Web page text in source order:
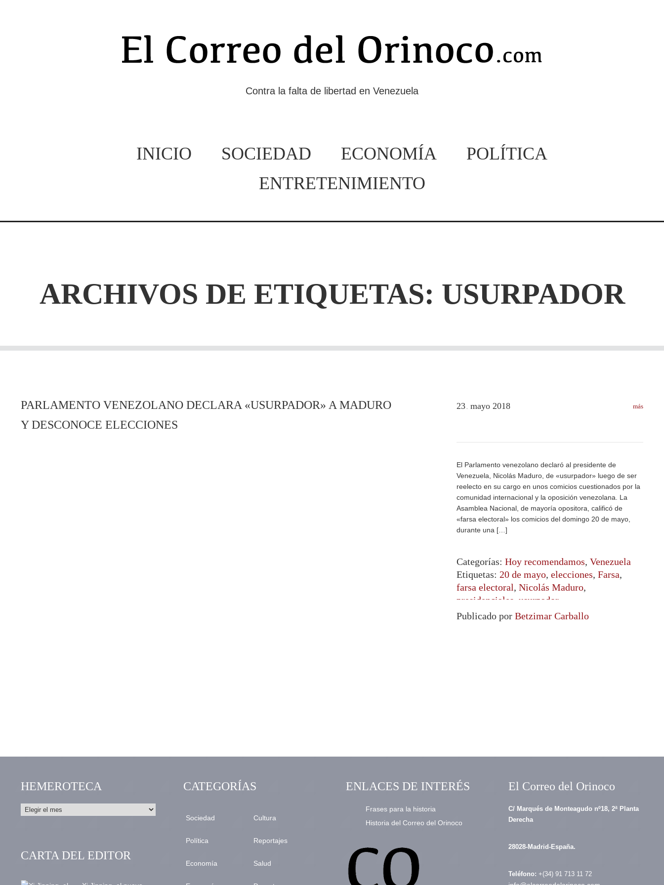
Contra la falta de libertad en Venezuela
INICIO SOCIEDAD ECONOMÍA
POLÍTICA
ENTRETENIMIENTO
ARCHIVOS DE ETIQUETAS: USURPADOR
PARLAMENTO VENEZOLANO DECLARA «USURPADOR» A MADURO
Y DESCONOCE ELECCIONES
23 mayo 2018
El Parlamento venezolano declaró al presidente de
Venezuela, Nicolás Maduro, de «usurpador» luego de ser
reelecto en su cargo en unos comicios cuestionados por la
comunidad internacional y la oposición venezolana. La
Asamblea Nacional, de mayoría opositora, calificó de
«farsa electoral» los comicios del domingo 20 de mayo,
durante una […]
más
Categorías: Hoy recomendamos, Venezuela
Etiquetas: 20 de mayo, elecciones, Farsa,
farsa electoral, Nicolás Maduro,
presidenciales usurpador
Publicado por Betzimar Carballo
HEMEROTECA
CARTA DEL EDITOR
CATEGORÍAS
Sociedad
Política
Economía
Cultura
Reportajes
Salud
ENLACES DE INTERÉS
Frases para la historia
Historia del Correo del Orinoco
El Correo del Orinoco
C/ Marqués de Monteagudo nº18, 2ª Planta
Derecha
28028-Madrid-España.
Teléfono: +(34) 91 713 11 72